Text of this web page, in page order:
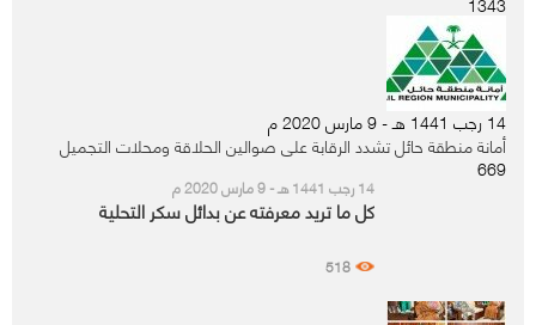
14 رجب 1441 هـ - 9 مارس 2020 م
أمانة منطقة حائل تشدد الرقابة على صوالين الحلاقة ومحلات التجميل
669
14 رجب 1441 هـ - 9 مارس 2020 م
كل ما تريد معرفته عن بدائل سكر التحلية
518